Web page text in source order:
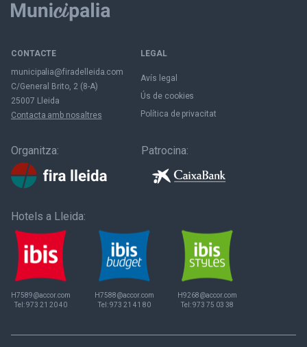
CONTACTE
municipalia@firadelleida.com
C/General Brito, 2 (8-A)
25007 Lleida
Contacta amb nosaltres
LEGAL
Avís legal
Ús de cookies
Política de privacitat
Organitza: Patrocina:
Hotels a Lleida:
H7589@accor.com
Tel:973 21 20 40
H7588@accor.com
Tel:973 21 41 80
H9268@accor.com
Tel:973 75 03 38